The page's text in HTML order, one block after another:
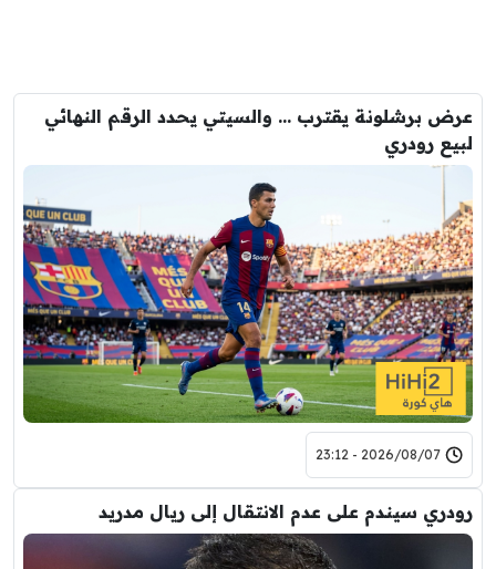
عرض برشلونة يقترب … والسيتي يحدد الرقم النهائي
لبيع رودري
2026/08/07 - 23:12
رودري سيندم على عدم الانتقال إلى ريال مدريد